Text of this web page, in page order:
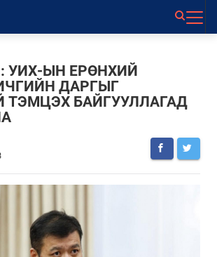
УИХ-ЫН ЕРӨНХИЙ
ДАРГЫГ
ТЭМЦЭХ БАЙГУУЛЛАГАД